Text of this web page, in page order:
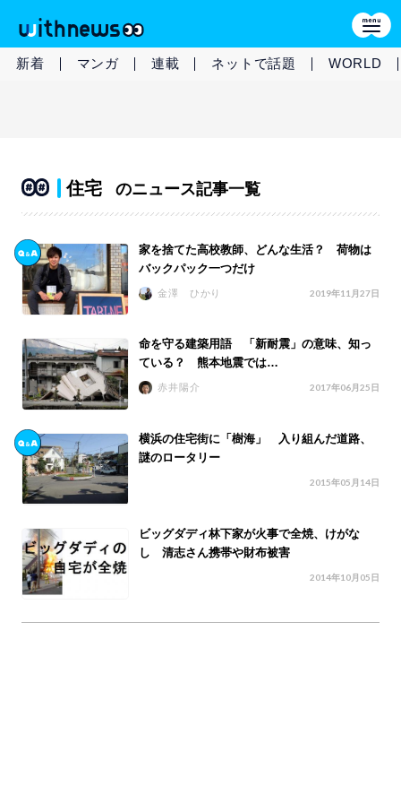
新着 マンガ 連載 ネットで話題 WORLD
住宅 のニュース記事一覧
家を捨てた高校教師、どんな生活？ 荷物は
バックパック一つだけ
金澤 ひかり 2019年11月27日
命を守る建築用語 「新耐震」の意味、知っ
ている？ 熊本地震では…
赤井陽介 2017年06月25日
横浜の住宅街に「樹海」 入り組んだ道路、
謎のロータリー
2015年05月14日
ビッグダディ林下家が火事で全焼、けがな
し 清志さん携帯や財布被害
2014年10月05日